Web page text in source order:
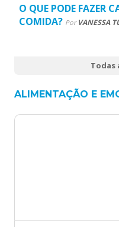
O QUE PODE FAZER
COMIDA? Por VANESSA
Todas
ALIMENTAÇÃO E